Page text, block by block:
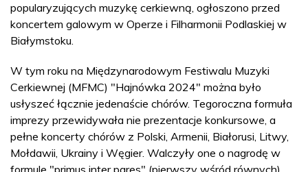
popularyzujących muzykę cerkiewną, ogłoszono przed
koncertem galowym w Operze i Filharmonii Podlaskiej w
Białymstoku.
W tym roku na Międzynarodowym Festiwalu Muzyki
Cerkiewnej (MFMC) "Hajnówka 2024" można było
usłyszeć łącznie jedenaście chórów. Tegoroczna formuła
imprezy przewidywała nie prezentacje konkursowe, a
pełne koncerty chórów z Polski, Armenii, Białorusi, Litwy,
Mołdawii, Ukrainy i Węgier. Walczyły one o nagrodę w